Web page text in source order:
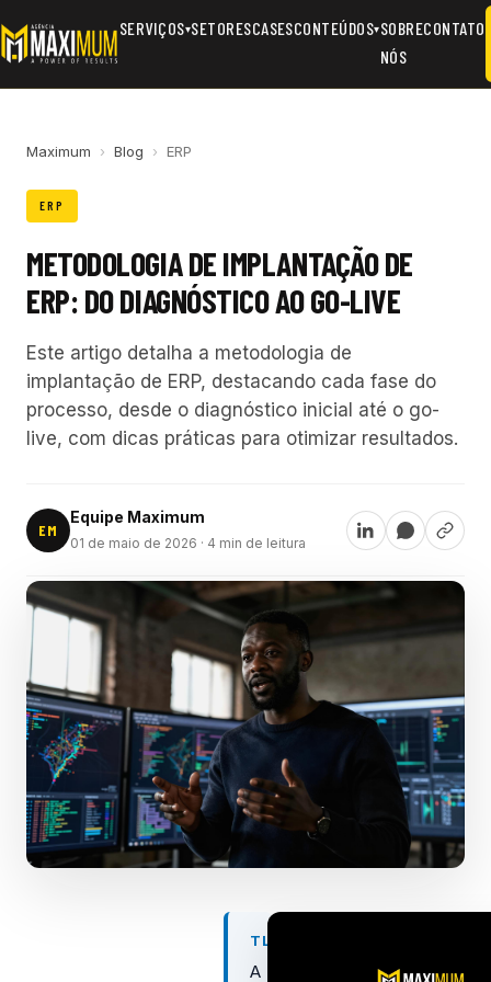
SERVIÇOS▾SETORESCASESCONTEÚDOS▾SOBRE
NÓS
CONTATO
Maximum › Blog › ERP
ERP
METODOLOGIA DE IMPLANTAÇÃO DE
ERP: DO DIAGNÓSTICO AO GO-LIVE
Este artigo detalha a metodologia de
implantação de ERP, destacando cada fase do
processo, desde o diagnóstico inicial até o go-
live, com dicas práticas para otimizar resultados.
EM
Equipe Maximum
01 de maio de 2026 · 4 min de leitura
TL;DR
A